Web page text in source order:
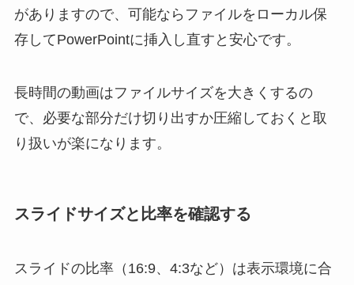
がありますので、可能ならファイルをローカル保
存してPowerPointに挿入し直すと安心です。
長時間の動画はファイルサイズを大きくするの
で、必要な部分だけ切り出すか圧縮しておくと取
り扱いが楽になります。
スライドサイズと比率を確認する
スライドの比率（16:9、4:3など）は表示環境に合